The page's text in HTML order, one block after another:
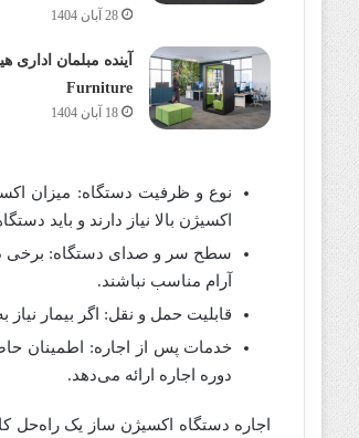
28 آبان 1404
Furniture
18 آبان 1404
نوع و ظرفیت دستگاه: میزان
اکسیژن بالا نیاز دارند و باید
سطح سر و صدای دستگاه: برخی
آرام مناسب نباشند.
قابلیت حمل و نقل: اگر بیمار
خدمات پس از اجاره: اطمینان
دوره اجاره ارائه می‌دهد.
اجاره دستگاه اکسیژن ساز یک راه‌حل